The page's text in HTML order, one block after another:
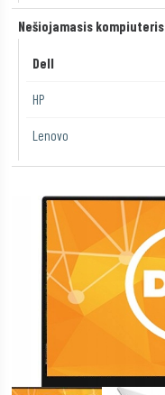
Nešiojamasis kompiuteris
Dell
HP
Lenovo